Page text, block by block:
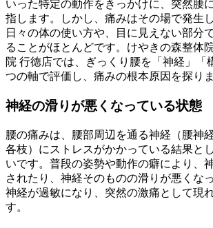
いった特定の動作をきっかけに、突然腰
指します。しかし、痛みはその場で発生
日々の体の使い方や、目に見えない部分
ることがほとんどです。けやきの森整体
院 行徳店では、ぎっくり腰を「神経」「
つの軸で評価し、痛みの根本原因を探りま
神経の滑りが悪くなっている状態
腰の痛みは、腰部周辺を通る神経（腰神
各枝）にストレスがかかっている結果と
いです。普段の姿勢や動作の癖により、
されたり、神経そのものの滑りが悪くな
神経が過敏になり、突然の激痛として現
す。